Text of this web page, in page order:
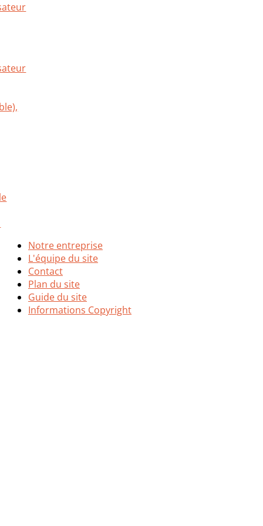
Notre entreprise
L'équipe du site
Contact
Plan du site
Guide du site
Informations Copyright